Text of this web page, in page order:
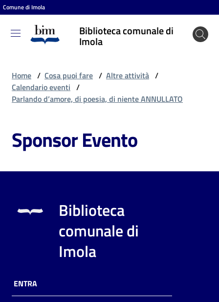
Vai al contenuto
Vai alla navigazione
Vai al footer
Comune di Imola
Biblioteca comunale di
Imola
Biblioteca
comunale
Cosa
fare
Scopri
online
Home / Cosa puoi fare / Altre attività /
Calendario eventi /
Parlando d’amore, di poesia, di niente ANNULLATO
Sponsor Evento
Biblioteca
comunale di
Imola
ENTRA